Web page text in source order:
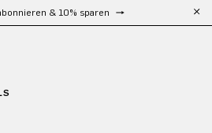
& 10% sparen